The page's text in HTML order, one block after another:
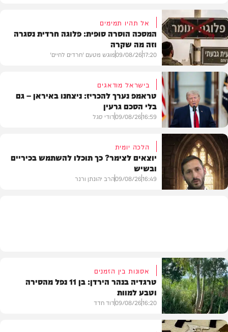
דעות
אל תהיו תמימים
המסכה הוסרה סופית: פלוגה חרדית נסגרה
וזה מה שקרה
17:20
09/08/26מוגש מטעם 'חרדים לחיים'
בעולם
בישראל מודאגים
טראמפ נערך להכריז: ניצחנו באיראן – גם
בלי הסכם גרעין
16:59
09/08/26דודי סגל
הלכה יומית
יוצאים לצימר? כך תוכלו להשתמש בכיריים
ובשיש
16:49
09/08/26הרב יהונתן ורנר
אסונות בין הזמנים
טרגדיה בנהר הירדן: בן 11 נפל מהסירה
וטבע למוות
16:20
09/08/26דוד חדד